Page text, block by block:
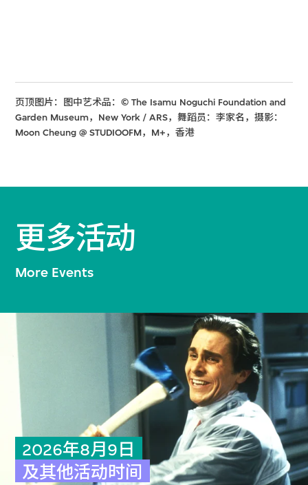
页顶图片：图中艺术品：© The Isamu Noguchi Foundation and
Garden Museum，New York / ARS，舞蹈员：李家名，摄影：
Moon Cheung @ STUDIOOFM，M+，香港
更多活动
More Events
2026年8月9日
及其他活动时间